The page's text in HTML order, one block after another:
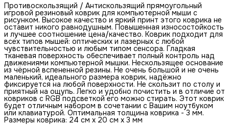
Противоскользящий / Антискользящий прямоугольный
игровой резиновый коврик для компьютерной мыши с
рисунком. Высокое качество и яркий принт этого коврика не
оставит никого равнодушным. Повышенная износостойкость
и лучшее соотношение цена/качество. Коврик подходит для
всех типов мышей: оптических и лазерных с любой
чувствительностью и любым типом сенсора. Гладкая
тканевая поверхность обеспечивает полный контроль над
движениями компьютерной мышки. Нескользящее основание
из чёрной вспененной резины. Не очень большой и не очень
маленький, идеального размера коврик, надёжно
фиксируется на любой поверхности. Не скользит по столу и
приятный на ощупь. Легко и удобно почистить и в отличие от
ковриков с RGB подсветкой его можно стирать. Этот коврик
будет отличным набором в сочетании с Вашим ноутбуком
или клавиатурой. Оптимальная толщина коврика - 3 мм.
Размеры коврика: 24 см x 20 см x 3 мм